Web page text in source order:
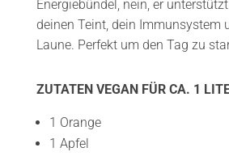
Energiebündel, nein, er
deinen Teint, dein Immunsystem
Laune. Perfekt um den Tag zu
ZUTATEN VEGAN FÜR CA. 1
1 Orange
1 Apfel